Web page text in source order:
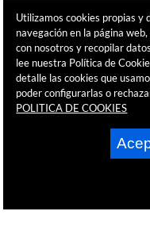
Utilizamos cookies propias y
navegación en la página
con nosotros y recopilar
lee nuestra Política de
detalle las cookies que
poder configurarlas o
POLITICA DE COOKIES